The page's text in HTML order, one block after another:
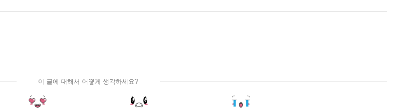
이 글에 대해서 어떻게 생각하세요?